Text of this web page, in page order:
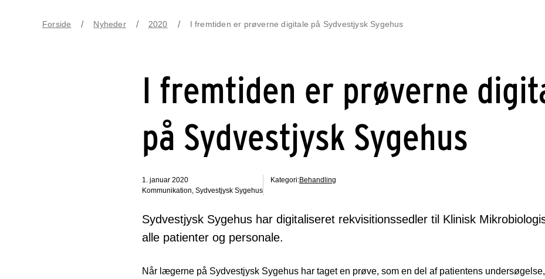
Forside Nyheder 2020 I fremtiden er prøverne digitale på Sydvestjysk Sygehus
I fremtiden er prøverne
på Sydvestjysk Sygehus
1. januar 2020
Kommunikation, Sydvestjysk Sygehus
Kategori:Behandling
Sydvestjysk Sygehus har digitaliseret rekvisitionssedler til Klinisk
alle patienter og personale.
Når lægerne på Sydvestjysk Sygehus har taget en prøve, som en del af patientens